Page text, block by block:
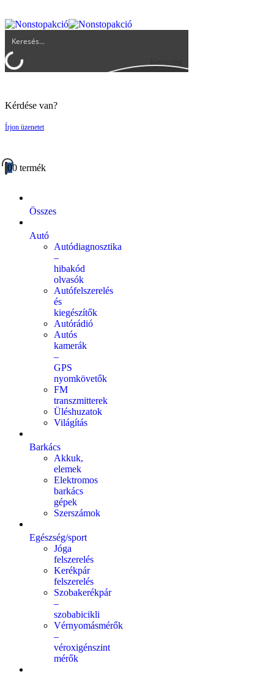
Keresés
Kérdése van?
Írjon üzenetet
00 termék
Összes
Autó
Autódiagnosztika
–
hibakód
olvasók
Autófelszerelés
és
kiegészítők
Autórádió
Autós
kamerák
–
GPS
nyomkövetők
FM
transzmitterek
Üléshuzatok
Világítás
Barkács
Akkuk,
elemek
Elektromos
barkács
gépek
Szerszámok
Egészség/sport
Jóga
felszerelés
Kerékpár
felszerelés
Szobakerékpár
–
szobabicikli
Vérnyomásmérők
–
véroxigénszint
mérők